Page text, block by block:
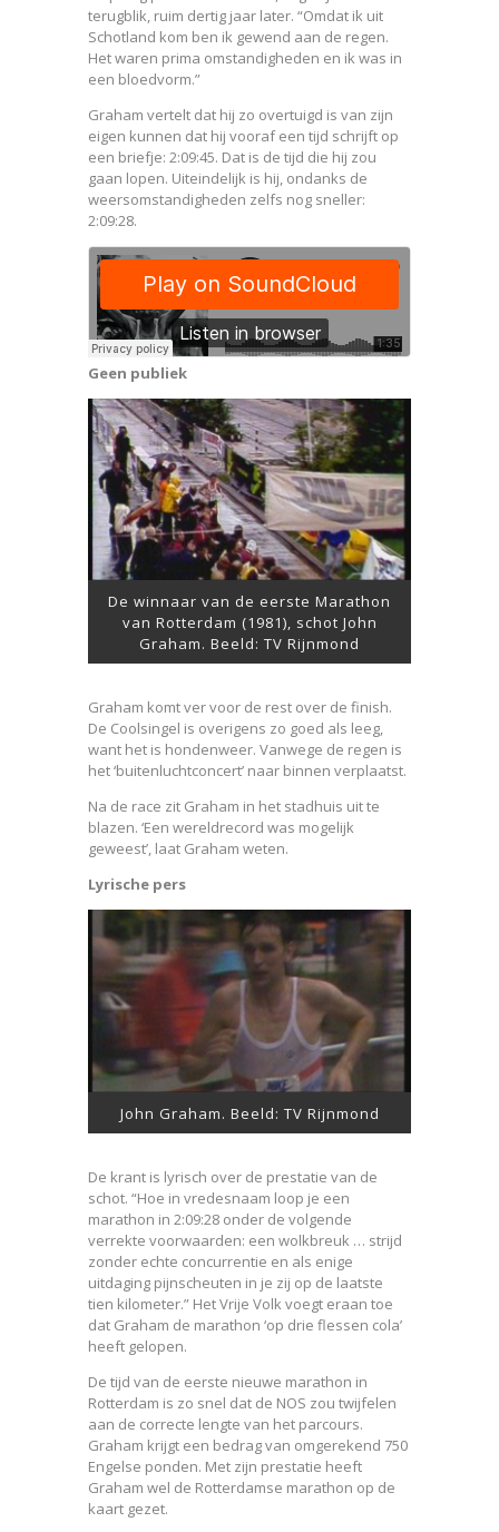
terugblik, ruim dertig jaar later. “Omdat ik uit
Schotland kom ben ik gewend aan de regen.
Het waren prima omstandigheden en ik was in
een bloedvorm.”
Graham vertelt dat hij zo overtuigd is van zijn
eigen kunnen dat hij vooraf een tijd schrijft op
een briefje: 2:09:45. Dat is de tijd die hij zou
gaan lopen. Uiteindelijk is hij, ondanks de
weersomstandigheden zelfs nog sneller:
2:09:28.
Geen publiek
De winnaar van de eerste Marathon
van Rotterdam (1981), schot John
Graham. Beeld: TV Rijnmond
Graham komt ver voor de rest over de finish.
De Coolsingel is overigens zo goed als leeg,
want het is hondenweer. Vanwege de regen is
het ‘buitenluchtconcert’ naar binnen verplaatst.
Na de race zit Graham in het stadhuis uit te
blazen. ‘Een wereldrecord was mogelijk
geweest’, laat Graham weten.
Lyrische pers
John Graham. Beeld: TV Rijnmond
De krant is lyrisch over de prestatie van de
schot. “Hoe in vredesnaam loop je een
marathon in 2:09:28 onder de volgende
verrekte voorwaarden: een wolkbreuk … strijd
zonder echte concurrentie en als enige
uitdaging pijnscheuten in je zij op de laatste
tien kilometer.” Het Vrije Volk voegt eraan toe
dat Graham de marathon ‘op drie flessen cola’
heeft gelopen.
De tijd van de eerste nieuwe marathon in
Rotterdam is zo snel dat de NOS zou twijfelen
aan de correcte lengte van het parcours.
Graham krijgt een bedrag van omgerekend 750
Engelse ponden. Met zijn prestatie heeft
Graham wel de Rotterdamse marathon op de
kaart gezet.